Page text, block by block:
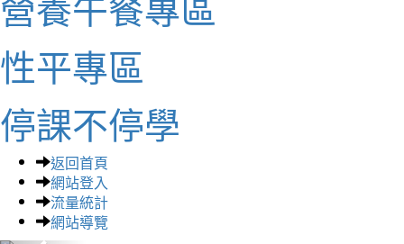
性平專區
停課不停學
返回首頁
網站登入
流量統計
網站導覽